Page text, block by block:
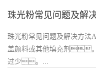
珠光粉常见问题及解
珠光粉常见问题及解决方
盖颜料或其他填充剂
过少。...